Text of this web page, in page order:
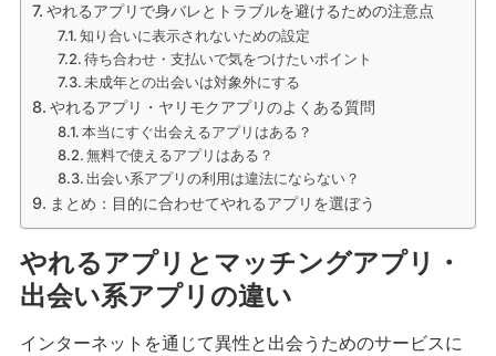
やれるアプリで身バレとトラブルを避けるための注意点
知り合いに表示されないための設定
待ち合わせ・支払いで気をつけたいポイント
未成年との出会いは対象外にする
やれるアプリ・ヤリモクアプリのよくある質問
本当にすぐ出会えるアプリはある？
無料で使えるアプリはある？
出会い系アプリの利用は違法にならない？
まとめ：目的に合わせてやれるアプリを選ぼう
やれるアプリとマッチングアプリ・
出会い系アプリの違い
インターネットを通じて異性と出会うためのサービスに